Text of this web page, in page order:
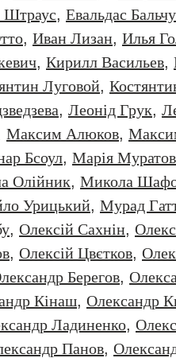
Штраус, Евальдас
, Иван Лизан, Илья
, Кирилл Васильев,
Луговой,
, Леонiд Грук,
Максим Алюков,
Бсоул, Марія
Олійник, Микола
Урицький, Мурад
, Олексiй Сахнiн,
, Олексій Цвєтков,
Берегов,
Кінаш, Олександр
Ладиненко,
Панов,